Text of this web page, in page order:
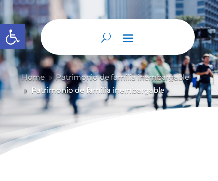
Abrir barra de herramientas
Home 9 Patrimonio de familia inembargable
9 Patrimonio de familia inembargable